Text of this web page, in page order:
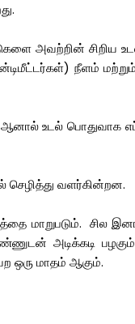
அவற்றின் சிறிய
நீளம்
உடல் பொதுவாக
செழித்து வளர்கின்றன.
மாறுபடும். சில
அடிக்கடி
ஒரு மாதம் ஆகும்.